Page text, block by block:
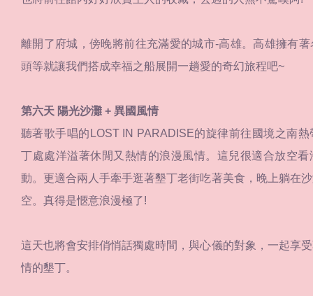
離開了府城，傍晚將前往充滿愛的城市-高雄。高雄擁有
頭等就讓我們搭成幸福之船展開一趟愛的奇幻旅程吧~
第六天 陽光沙灘 + 異國風情
聽著歌手唱的LOST IN PARADISE的旋律前往國境之南
丁處處洋溢著休閒又熱情的浪漫風情。這兒很適合放空
動。更適合兩人手牽手逛著墾丁老街吃著美食，晚上躺在
空。真得是愜意浪漫極了!
這天也將會安排俏悄話獨處時間，與心儀的對象，一起享
情的墾丁。